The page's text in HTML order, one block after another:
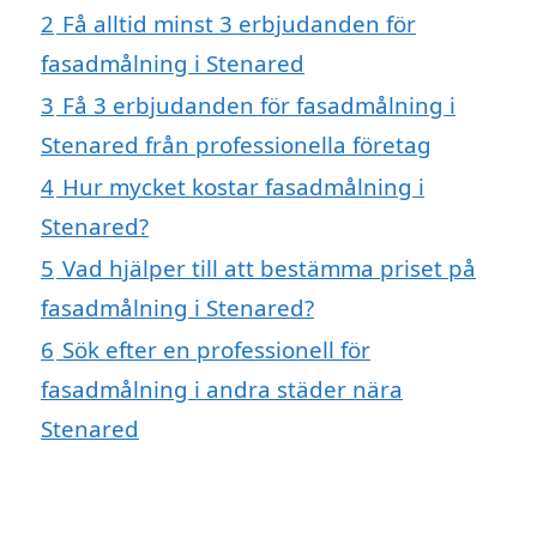
2 Få alltid minst 3 erbjudanden för
fasadmålning i Stenared
3 Få 3 erbjudanden för fasadmålning i
Stenared från professionella företag
4 Hur mycket kostar fasadmålning i
Stenared?
5 Vad hjälper till att bestämma priset på
fasadmålning i Stenared?
6 Sök efter en professionell för
fasadmålning i andra städer nära
Stenared